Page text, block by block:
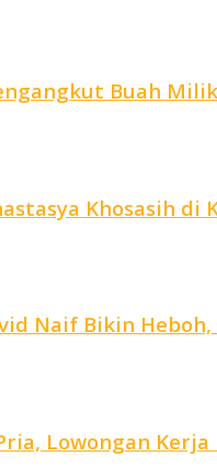
Buah
Khosasih
Naif Bikin Heboh,
Lowongan